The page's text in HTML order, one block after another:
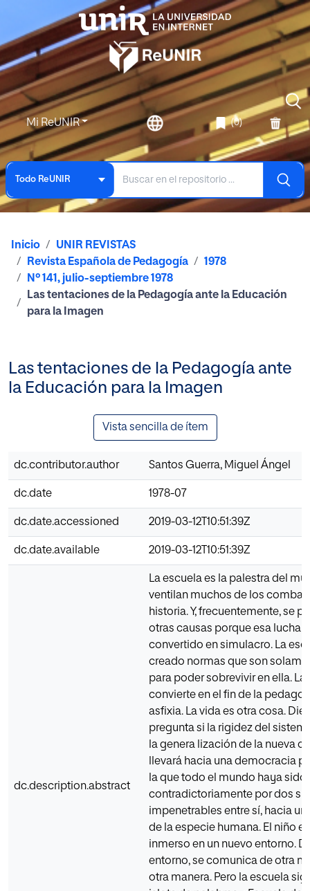
Mi ReUNIR (0)
Todo ReUNIR
Inicio
UNIR REVISTAS
Revista Española de Pedagogía
1978
Nº 141, julio-septiembre 1978
Las tentaciones de la Pedagogía ante la Educación
para la Imagen
Las tentaciones de la Pedagogía ante
la Educación para la Imagen
Vista sencilla de ítem
dc.contributor.author Santos Guerra, Miguel Ángel
dc.date 1978-07
dc.date.accessioned 2019-03-12T10:51:39Z
dc.date.available 2019-03-12T10:51:39Z
dc.description.abstract
La escuela es la palestra del
ventilan muchos de los
historia. Y, frecuentemente, se
otras causas porque esa lucha
convertido en simulacro. La
creado normas que son
para poder sobrevivir en ella.
convierte en el fin de la
asfixia. La vida es otra cosa.
pregunta si la rigidez del
la genera lización de la nueva
llevará hacia una democracia
la que todo el mundo haya
contradictoriamente por dos
impenetrables entre sí, hacia
de la especie humana. El niño
inmerso en un nuevo entorno.
entorno, se comunica de otra
otra manera. Pero la escuela